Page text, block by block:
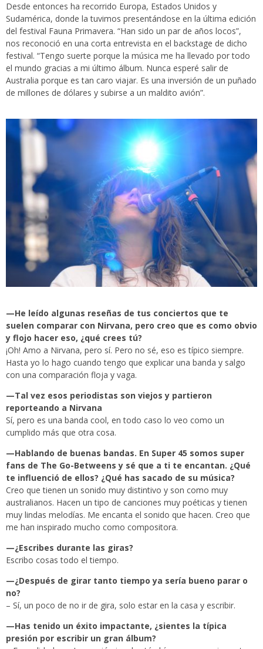
Desde entonces ha recorrido Europa, Estados Unidos y
Sudamérica, donde la tuvimos presentándose en la última edición
del festival Fauna Primavera. “Han sido un par de años locos”,
nos reconoció en una corta entrevista en el backstage de dicho
festival. “Tengo suerte porque la música me ha llevado por todo
el mundo gracias a mi último álbum. Nunca esperé salir de
Australia porque es tan caro viajar. Es una inversión de un puñado
de millones de dólares y subirse a un maldito avión”.
—He leído algunas reseñas de tus conciertos que te
suelen comparar con Nirvana, pero creo que es como obvio
y flojo hacer eso, ¿qué crees tú?
¡Oh! Amo a Nirvana, pero sí. Pero no sé, eso es típico siempre.
Hasta yo lo hago cuando tengo que explicar una banda y salgo
con una comparación floja y vaga.
—Tal vez esos periodistas son viejos y partieron
reporteando a Nirvana
Sí, pero es una banda cool, en todo caso lo veo como un
cumplido más que otra cosa.
—Hablando de buenas bandas. En Super 45 somos super
fans de The Go-Betweens y sé que a ti te encantan. ¿Qué
te influenció de ellos? ¿Qué has sacado de su música?
Creo que tienen un sonido muy distintivo y son como muy
australianos. Hacen un tipo de canciones muy poéticas y tienen
muy lindas melodías. Me encanta el sonido que hacen. Creo que
me han inspirado mucho como compositora.
—¿Escribes durante las giras?
Escribo cosas todo el tiempo.
—¿Después de girar tanto tiempo ya sería bueno parar o
no?
– Sí, un poco de no ir de gira, solo estar en la casa y escribir.
—Has tenido un éxito impactante, ¿sientes la típica
presión por escribir un gran álbum?